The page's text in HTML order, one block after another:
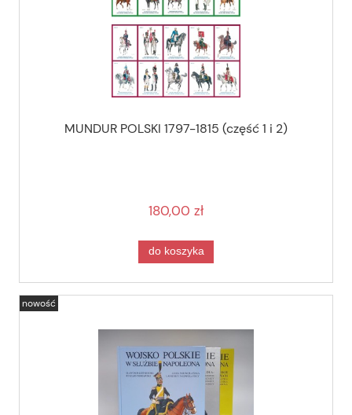
MUNDUR POLSKI 1797-1815 (część 1 i 2)
180,00 zł
do koszyka
nowość